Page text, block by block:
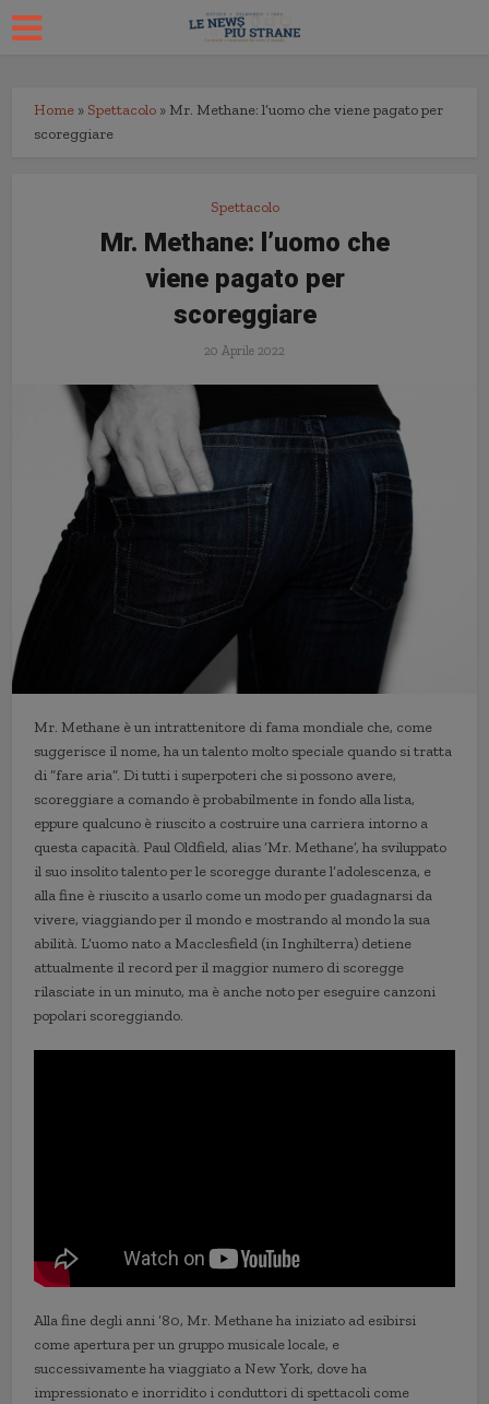
Home » Spettacolo » Mr. Methane: l’uomo che viene pagato per
scoreggiare
Spettacolo
Mr. Methane: l’uomo che
viene pagato per
scoreggiare
20 Aprile 2022
Mr. Methane è un intrattenitore di fama mondiale che, come
suggerisce il nome, ha un talento molto speciale quando si tratta
di “fare aria”. Di tutti i superpoteri che si possono avere,
scoreggiare a comando è probabilmente in fondo alla lista,
eppure qualcuno è riuscito a costruire una carriera intorno a
questa capacità. Paul Oldfield, alias ‘Mr. Methane’, ha sviluppato
il suo insolito talento per le scoregge durante l’adolescenza, e
alla fine è riuscito a usarlo come un modo per guadagnarsi da
vivere, viaggiando per il mondo e mostrando al mondo la sua
abilità. L’uomo nato a Macclesfield (in Inghilterra) detiene
attualmente il record per il maggior numero di scoregge
rilasciate in un minuto, ma è anche noto per eseguire canzoni
popolari scoreggiando.
Alla fine degli anni ’80, Mr. Methane ha iniziato ad esibirsi
come apertura per un gruppo musicale locale, e
successivamente ha viaggiato a New York, dove ha
impressionato e inorridito i conduttori di spettacoli come